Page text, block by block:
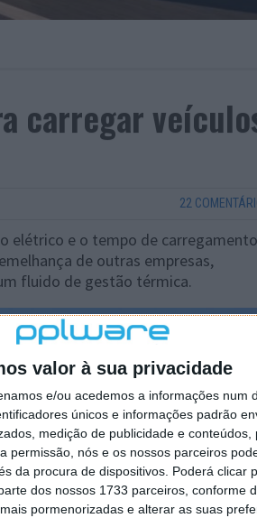
valor à sua privacidade
e/ou acedemos a informações num
únicos e informações padrão
medição de publicidade e
permissão, nós e os nossos parceiros
da procura de dispositivos. Poderá clicar
dos nossos 1733 parceiros, conforme
pormenorizadas e alterar as suas
carregar
22
elétrico e o tempo de carregamento
de outras empresas,
fluido de gestão térmica.